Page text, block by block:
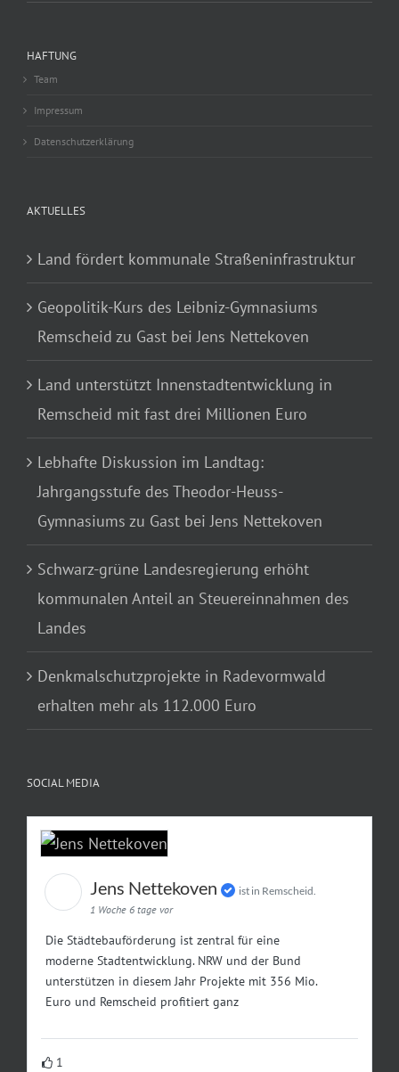
HAFTUNG
Team
Impressum
Datenschutzerklärung
AKTUELLES
Land fördert kommunale Straßeninfrastruktur
Geopolitik-Kurs des Leibniz-Gymnasiums
Remscheid zu Gast bei Jens Nettekoven
Land unterstützt Innenstadtentwicklung in
Remscheid mit fast drei Millionen Euro
Lebhafte Diskussion im Landtag:
Jahrgangsstufe des Theodor-Heuss-
Gymnasiums zu Gast bei Jens Nettekoven
Schwarz-grüne Landesregierung erhöht
kommunalen Anteil an Steuereinnahmen des
Landes
Denkmalschutzprojekte in Radevormwald
erhalten mehr als 112.000 Euro
SOCIAL MEDIA
Jens Nettekoven
ist in Remscheid.
1 Woche 6 tage vor
Die Städtebauförderung ist zentral für eine
moderne Stadtentwicklung. NRW und der Bund
unterstützen in diesem Jahr Projekte mit 356 Mio.
Euro und Remscheid profitiert ganz
1